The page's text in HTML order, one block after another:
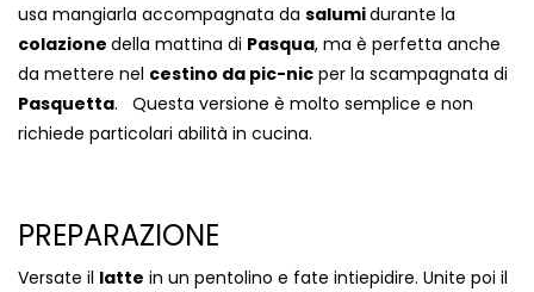
usa mangiarla accompagnata da salumidurante la
colazione della mattina di Pasqua, ma è perfetta anche
da mettere nel cestino da pic-nic per la scampagnata di
Pasquetta. Questa versione è molto semplice e non
richiede particolari abilità in cucina.
PREPARAZIONE
Versate il latte in un pentolino e fate intiepidire. Unite poi il